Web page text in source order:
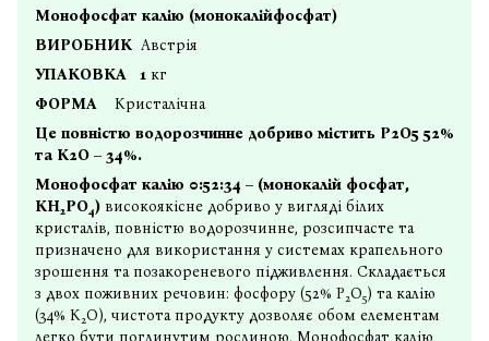
Монофосфат калію (монокалійфосфат)
ВИРОБНИК Австрія
УПАКОВКА 1 кг
ФОРМА Кристалічна
Це повністю водорозчинне добриво містить P2О5 52%
та K2O – 34%.
Монофосфат калію 0:52:34 – (монокалій фосфат,
КН2РО4) високоякісне добриво у вигляді білих
кристалів, повністю водорозчинне, розсипчасте та
призначено для використання у системах крапельного
зрошення та позакореневого підживлення. Складається
з двох поживних речовин: фосфору (52% P2O5) та калію
(34% K2O), чистота продукту дозволяє обом елементам
легко бути поглинутим рослиною. Mонофосфат калію